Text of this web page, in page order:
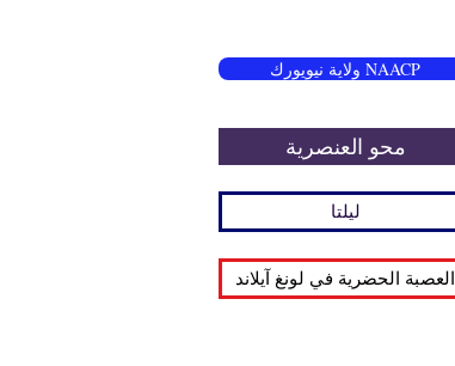
ولاية نيويورك NAACP
محو العنصرية
ليلتا
العصبة الحضرية في لونغ آيلاند